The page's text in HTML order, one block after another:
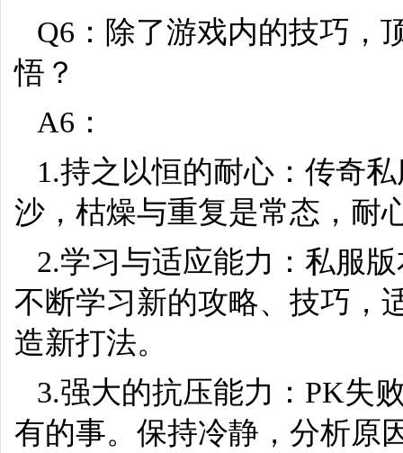
Q6：除了游戏内的技巧，
悟？
A6：
1.持之以恒的耐心：传奇
沙，枯燥与重复是常态，耐
2.学习与适应能力：私服
不断学习新的攻略、技巧，
造新打法。
3.强大的抗压能力：PK失
有的事。保持冷静，分析原